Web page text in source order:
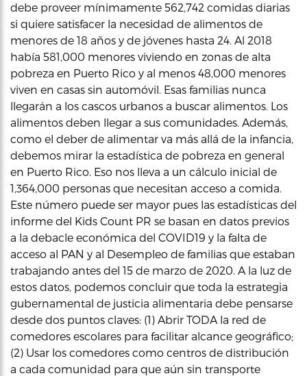
debe proveer mínimamente 562,742 comidas diarias
si quiere satisfacer la necesidad de alimentos de
menores de 18 años y de jóvenes hasta 24. Al 2018
había 581,000 menores viviendo en zonas de alta
pobreza en Puerto Rico y al menos 48,000 menores
viven en casas sin automóvil. Esas familias nunca
llegarán a los cascos urbanos a buscar alimentos. Los
alimentos deben llegar a sus comunidades. Además,
como el deber de alimentar va más allá de la infancia,
debemos mirar la estadística de pobreza en general
en Puerto Rico. Eso nos lleva a un cálculo inicial de
1,364,000 personas que necesitan acceso a comida.
Este número puede ser mayor pues las estadísticas del
informe del Kids Count PR se basan en datos previos
a la debacle económica del COVID19 y la falta de
acceso al PAN y al Desempleo de familias que estaban
trabajando antes del 15 de marzo de 2020. A la luz de
estos datos, podemos concluir que toda la estrategia
gubernamental de justicia alimentaria debe pensarse
desde dos puntos claves: (1) Abrir TODA la red de
comedores escolares para facilitar alcance geográfico;
(2) Usar los comedores como centros de distribución
a cada comunidad para que aún sin transporte